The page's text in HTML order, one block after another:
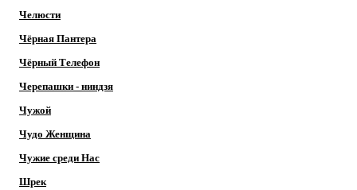
Челюсти
Чёрная Пантера
Чёрный Телефон
Черепашки - ниндзя
Чужой
Чудо Женщина
Чужие среди Нас
Шрек